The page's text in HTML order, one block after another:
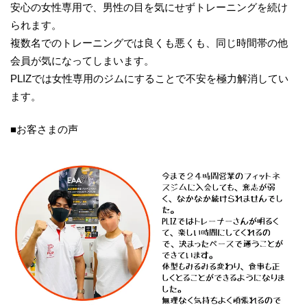
安心の女性専用で、男性の目を気にせずトレーニングを続け
られます。
複数名でのトレーニングでは良くも悪くも、同じ時間帯の他
会員が気になってしまいます。
PLIZでは女性専用のジムにすることで不安を極力解消してい
ます。
■お客さまの声